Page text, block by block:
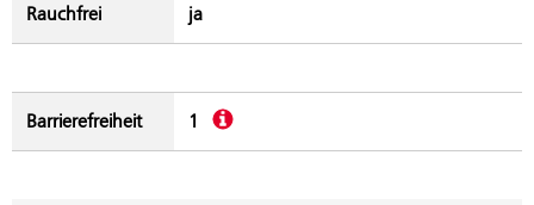
Rauchfrei ja
Barrierefreiheit 1 Beschreibung